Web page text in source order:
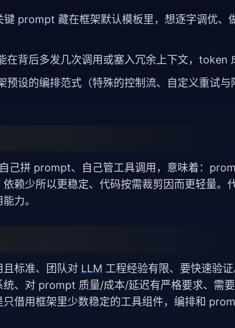
键 prompt 藏在框架默认模板里，想逐字调优、
在背后多发几次调用或塞入冗余上下文，token
预设的编排范式（特殊的控制流、自定义重试
己拼 prompt、自己管工具调用，意味着：
赖少所以更稳定、代码按需裁剪因而更轻量。
力。
标准、团队对 LLM 工程经验有限、要快速验证
、对 prompt 质量/成本/延迟有严格要求、需
借用框架里少数稳定的工具组件，编排和